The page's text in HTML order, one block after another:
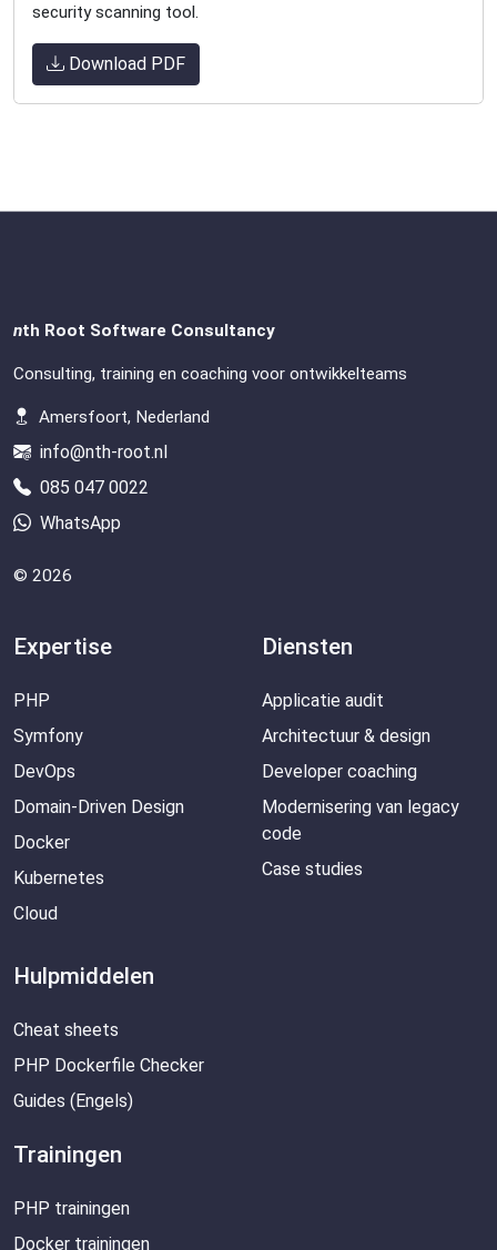
security scanning tool.
Download PDF
nth Root Software Consultancy
Consulting, training en coaching voor ontwikkelteams
Amersfoort, Nederland
info@nth-root.nl
085 047 0022
WhatsApp
© 2026
Expertise
PHP
Symfony
DevOps
Domain-Driven Design
Docker
Kubernetes
Cloud
Diensten
Applicatie audit
Architectuur & design
Developer coaching
Modernisering van legacy
code
Case studies
Hulpmiddelen
Cheat sheets
PHP Dockerfile Checker
Guides (Engels)
Trainingen
PHP trainingen
Docker trainingen